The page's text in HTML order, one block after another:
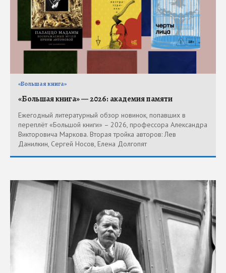
«Большая книга»
«Большая книга» — 2026: академия памяти
Ежегодный литературный обзор новинок, попавших в
переплёт «Большой книги» – 2026, профессора Александра
Викторовича Маркова. Вторая тройка авторов: Лев
Данилкин, Сергей Носов, Елена Долгопят